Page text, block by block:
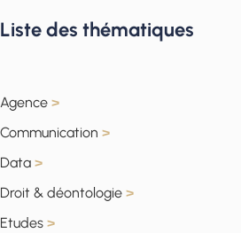
Liste des thématiques
Agence >
Communication >
Data >
Droit & déontologie >
Etudes >